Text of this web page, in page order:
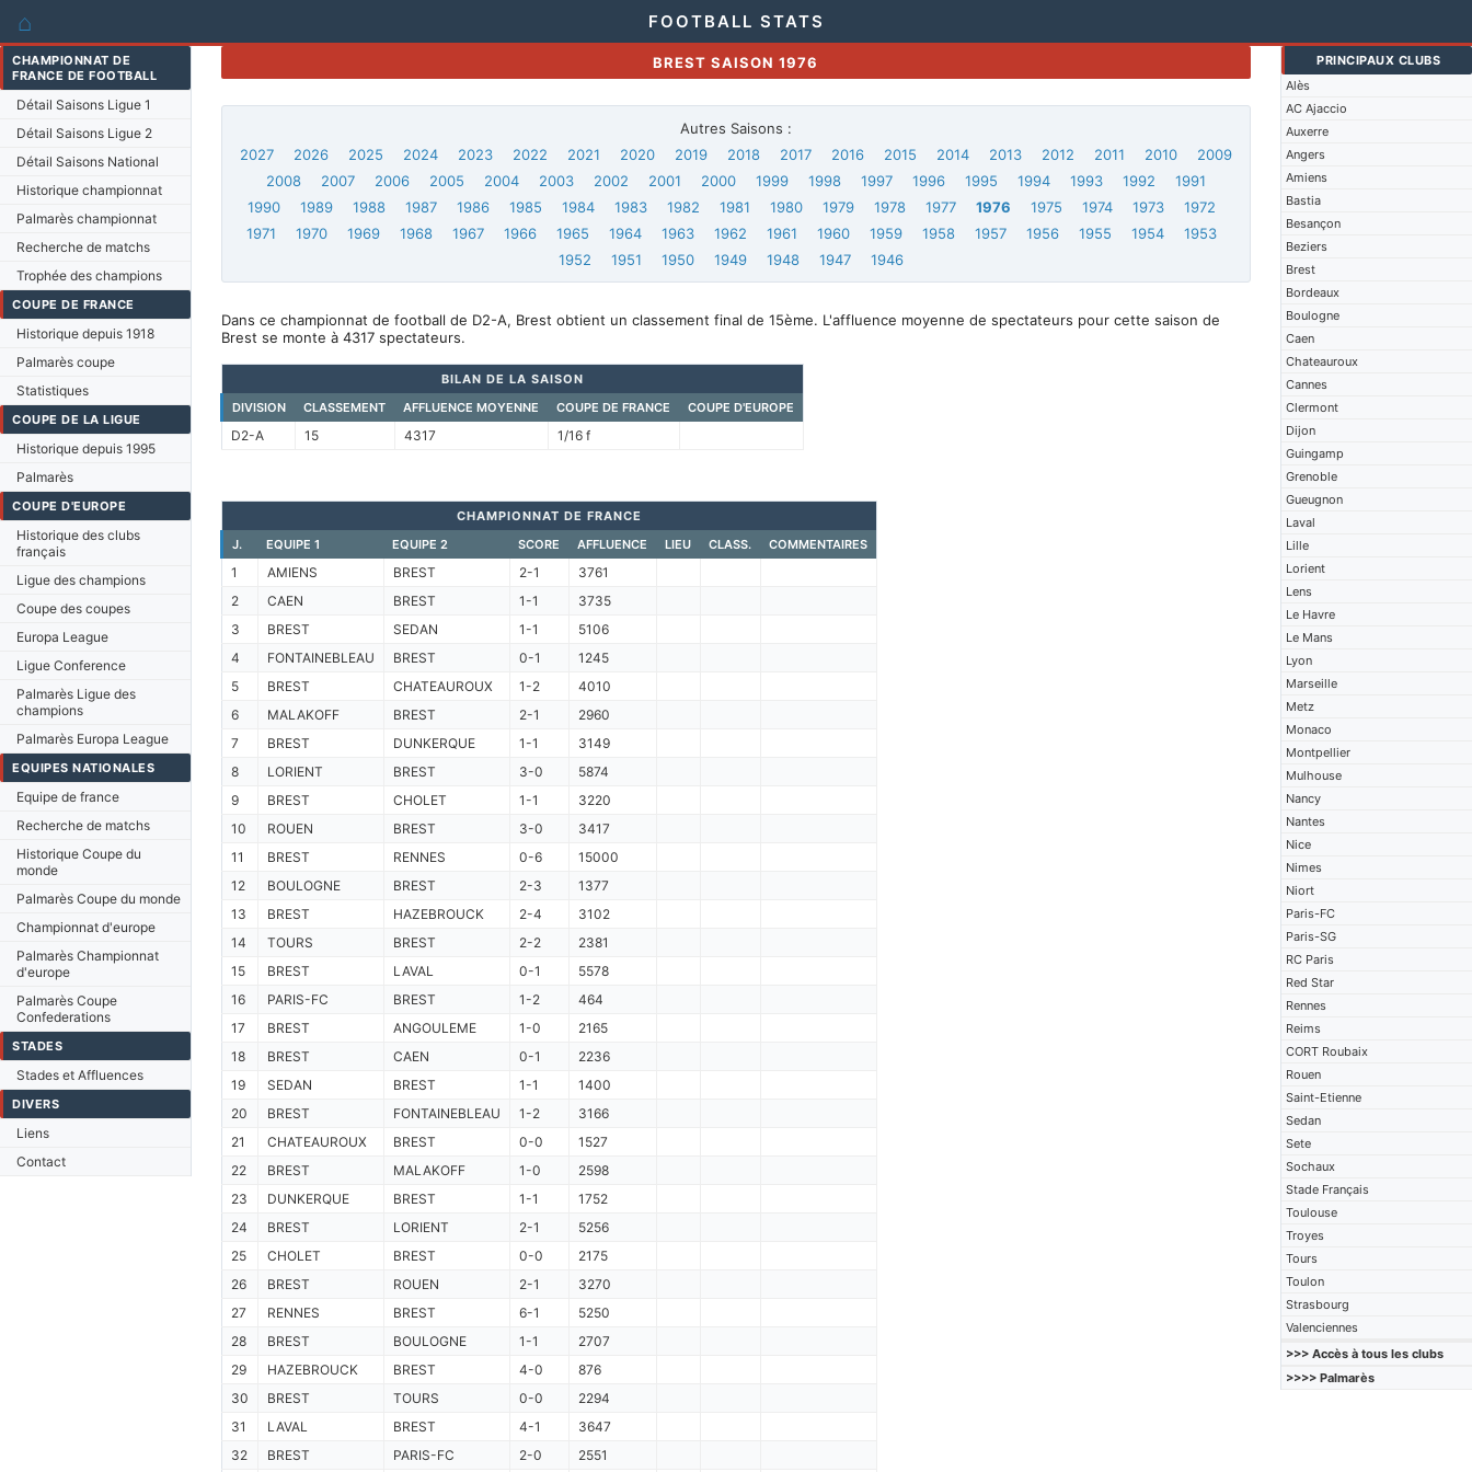
⌂ FOOTBALL STATS
CHAMPIONNAT DE
FRANCE DE FOOTBALL
Détail Saisons Ligue 1
Détail Saisons Ligue 2
Détail Saisons National
Historique championnat
Palmarès championnat
Recherche de matchs
Trophée des champions
COUPE DE FRANCE
Historique depuis 1918
Palmarès coupe
Statistiques
COUPE DE LA LIGUE
Historique depuis 1995
Palmarès
COUPE D'EUROPE
Historique des clubs
français
Ligue des champions
Coupe des coupes
Europa League
Ligue Conference
Palmarès Ligue des
champions
Palmarès Europa League
EQUIPES NATIONALES
Equipe de france
Recherche de matchs
Historique Coupe du
monde
Palmarès Coupe du monde
Championnat d'europe
Palmarès Championnat
d'europe
Palmarès Coupe
Confederations
STADES
Stades et Affluences
DIVERS
Liens
Contact
PRINCIPAUX CLUBS
Alès
AC Ajaccio
Auxerre
Angers
Amiens
Bastia
Besançon
Beziers
Brest
Bordeaux
Boulogne
Caen
Chateauroux
Cannes
Clermont
Dijon
Guingamp
Grenoble
Gueugnon
Laval
Lille
Lorient
Lens
Le Havre
Le Mans
Lyon
Marseille
Metz
Monaco
Montpellier
Mulhouse
Nancy
Nantes
Nice
Nimes
Niort
Paris-FC
Paris-SG
RC Paris
Red Star
Rennes
Reims
CORT Roubaix
Rouen
Saint-Etienne
Sedan
Sete
Sochaux
Stade Français
Toulouse
Troyes
Tours
Toulon
Strasbourg
Valenciennes
>>> Accès à tous les clubs
>>>> Palmarès
BREST SAISON 1976
Autres Saisons :
2027
2026 2025 2024 2023 2022 2021 2020 2019 2018 2017 2016 2015 2014 2013 2012 2011 2010
2009
2008
2007 2006 2005 2004 2003 2002 2001 2000 1999 1998 1997 1996 1995 1994 1993 1992
1991
1990
1989 1988 1987 1986 1985 1984 1983 1982 1981 1980 1979 1978 1977 1976 1975 1974 1973
1972
1971
1970 1969 1968 1967 1966 1965 1964 1963 1962 1961 1960 1959 1958 1957 1956 1955 1954
1953
1952
1951 1950 1949 1948 1947 1946
Dans ce championnat de football de D2-A, Brest obtient un classement final de 15ème. L'affluence moyenne de spectateurs pour cette saison de
Brest se monte à 4317 spectateurs.
BILAN DE LA SAISON
DIVISION
CLASSEMENT AFFLUENCE MOYENNE COUPE DE FRANCE COUPE D'EUROPE
D2-A 15 4317 1/16 f
CHAMPIONNAT DE FRANCE
J.
EQUIPE 1 EQUIPE 2 SCORE AFFLUENCE LIEU CLASS. COMMENTAIRES
1 AMIENS BREST 2-1
3761
2
CAEN BREST 1-1
3735
3
BREST SEDAN 1-1
5106
4
FONTAINEBLEAU BREST 0-1
1245
5
BREST CHATEAUROUX 1-2
4010
6
MALAKOFF BREST 2-1
2960
7
BREST DUNKERQUE 1-1
3149
8
LORIENT BREST 3-0
5874
9
BREST CHOLET 1-1
3220
10
ROUEN BREST 3-0
3417
11
BREST RENNES 0-6
15000
12
BOULOGNE BREST 2-3
1377
13
BREST HAZEBROUCK 2-4
3102
14
TOURS BREST 2-2
2381
15
BREST LAVAL 0-1
5578
16
PARIS-FC BREST 1-2
464
17
BREST ANGOULEME 1-0
2165
18
BREST CAEN 0-1
2236
19
SEDAN BREST 1-1
1400
20
BREST FONTAINEBLEAU 1-2
3166
21
CHATEAUROUX BREST 0-0
1527
22
BREST MALAKOFF 1-0
2598
23
DUNKERQUE BREST 1-1
1752
24
BREST LORIENT 2-1
5256
25
CHOLET BREST 0-0
2175
26
BREST ROUEN 2-1
3270
27
RENNES BREST 6-1
5250
28
BREST BOULOGNE 1-1
2707
29
HAZEBROUCK BREST 4-0
876
30
BREST TOURS 0-0
2294
31
LAVAL BREST 4-1
3647
32
BREST PARIS-FC 2-0 2551